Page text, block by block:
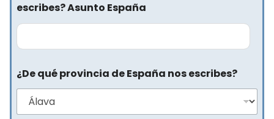
escribes? Asunto España
¿De qué provincia de España nos escribes?